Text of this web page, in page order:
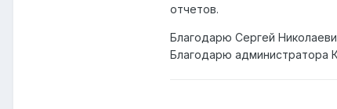
отчетов.
Благодарю Сергей
Благодарю администратора